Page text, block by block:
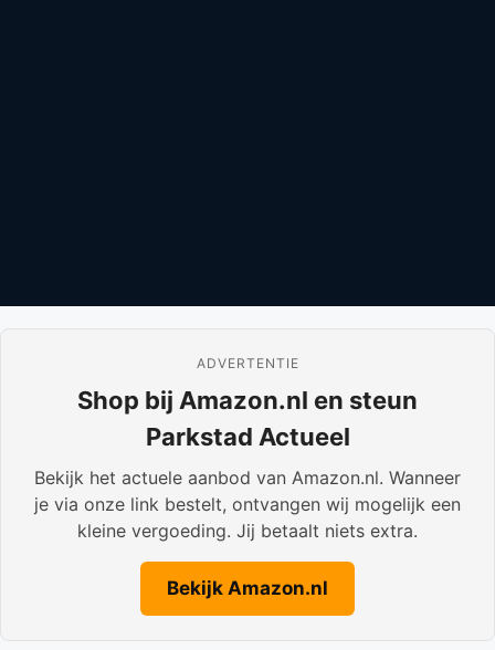
ADVERTENTIE
Shop bij Amazon.nl en steun
Parkstad Actueel
Bekijk het actuele aanbod van Amazon.nl. Wanneer
je via onze link bestelt, ontvangen wij mogelijk een
kleine vergoeding. Jij betaalt niets extra.
Bekijk Amazon.nl